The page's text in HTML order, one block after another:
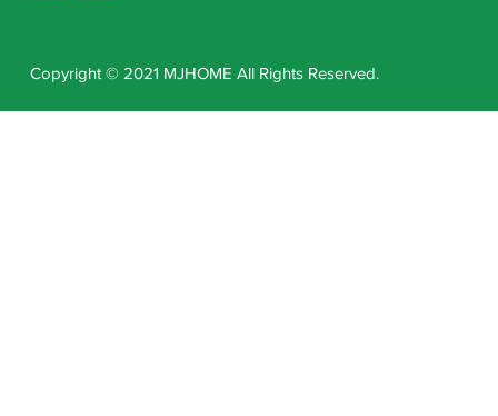
Copyright © 2021 MJHOME All Rights Reserved.